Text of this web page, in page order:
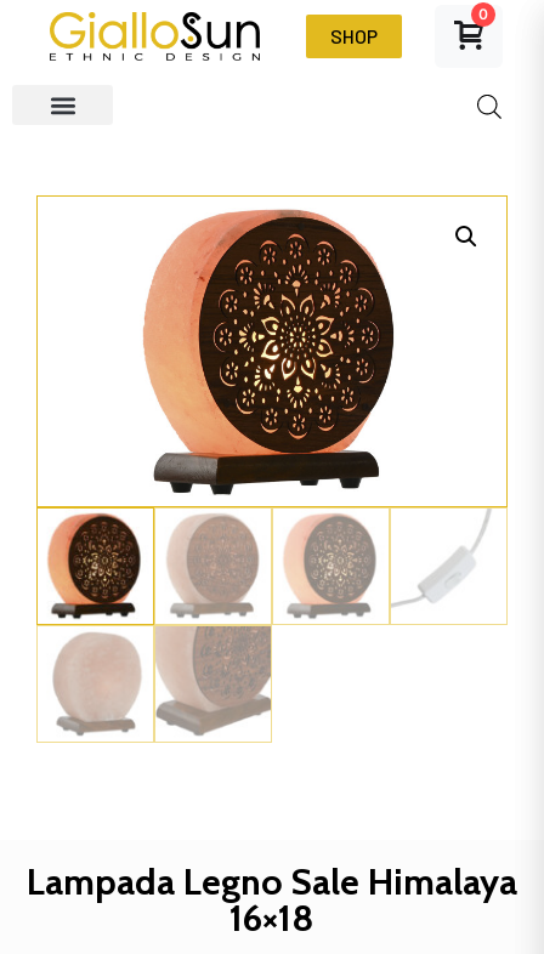
SHOP
0
Lampada Legno Sale Himalaya
16×18